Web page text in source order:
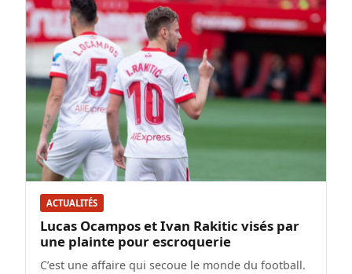
ACTUALITÉS
Lucas Ocampos et Ivan Rakitic visés par
une plainte pour escroquerie
C’est une affaire qui secoue le monde du football.